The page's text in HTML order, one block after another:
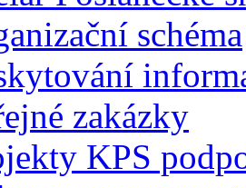
schéma
zakázky
KPS